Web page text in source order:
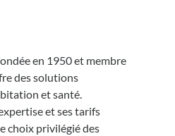
en 1950 et membre
des solutions
et santé.
et ses tarifs
choix privilégié des